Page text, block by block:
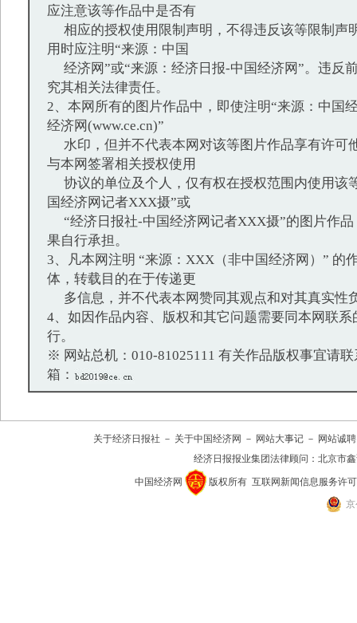
应注意该等作品中是否有
相应的授权使用限制声明，不得违反该等限制声
用时应注明“来源：中国
经济网”或“来源：经济日报-中国经济网”。违反
究其相关法律责任。
2、本网所有的图片作品中，即使注明“来源：中国
经济网(www.ce.cn)”
水印，但并不代表本网对该等图片作品享有许可
与本网签署相关授权使用
协议的单位及个人，仅有权在授权范围内使用该
国经济网记者XXX摄”或
“经济日报社-中国经济网记者XXX摄”的图片作品
果自行承担。
3、凡本网注明 “来源：XXX（非中国经济网）” 的
体，转载目的在于传递更
多信息，并不代表本网赞同其观点和对其真实性
4、如因作品内容、版权和其它问题需要同本网联系
行。
※ 网站总机：010-81025111 有关作品版权事宜请联
箱：
关于经济日报社 － 关于中国经济网 － 网站大事记 － 网站诚聘
经济日报报业集团法律顾问： 北京市
中国经济网 版权所有 互联网新闻信息服务许可
京